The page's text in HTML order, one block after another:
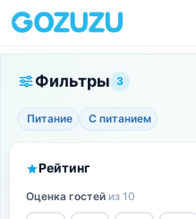
Фильтры 3
Питание С питанием
Рейтинг
Оценка гостей из 10